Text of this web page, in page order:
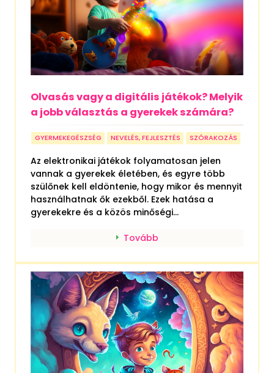
Olvasás vagy a digitális játékok? Melyik
a jobb választás a gyerekek számára?
GYERMEKEGÉSZSÉG NEVELÉS, FEJLESZTÉS SZÓRAKOZÁS
Az elektronikai játékok folyamatosan jelen
vannak a gyerekek életében, és egyre több
szülőnek kell eldöntenie, hogy mikor és mennyit
használhatnak ők ezekből. Ezek hatása a
gyerekekre és a közös minőségi...
Tovább